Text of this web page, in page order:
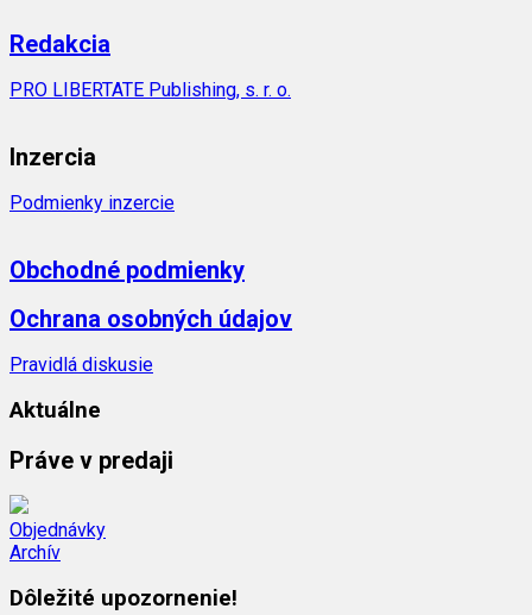
Redakcia
PRO LIBERTATE Publishing, s. r. o.
Inzercia
Podmienky inzercie
Obchodné podmienky
Ochrana osobných údajov
Pravidlá diskusie
Aktuálne
Práve v predaji
Objednávky
Archív
Dôležité upozornenie!